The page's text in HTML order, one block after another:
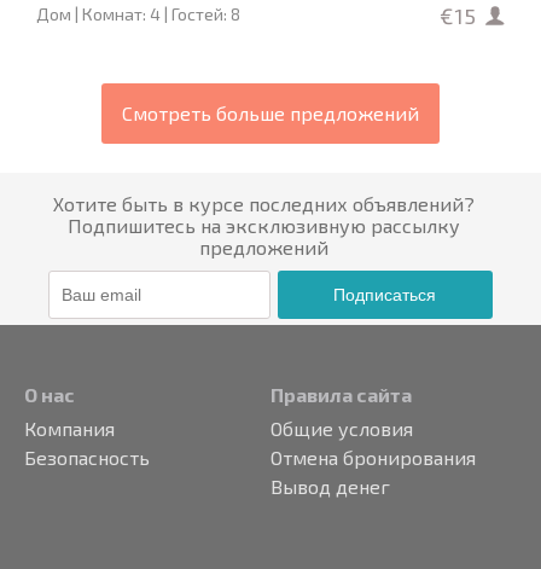
Дом | Комнат: 4 | Гостей: 8
€15
Смотреть больше предложений
Хотите быть в курсе последних объявлений?
Подпишитесь на эксклюзивную рассылку
предложений
Подписаться
О нас
Компания
Безопасность
Правила сайта
Общие условия
Отмена бронирования
Вывод денег